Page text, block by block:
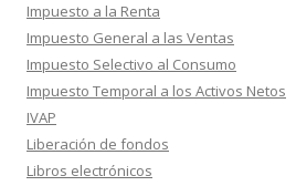
Impuesto a la Renta
Impuesto General a las Ventas
Impuesto Selectivo al Consumo
Impuesto Temporal a los Activos Netos
IVAP
Liberación de fondos
Libros electrónicos